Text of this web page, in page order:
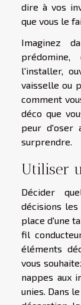
dire à vos
que vous le
Imaginez
prédomine,
l'installer,
vaisselle ou
comment
déco que
peur d'oser
surprendre.
Utiliser
Décider
décisions
place d'une
fil
éléments
vous
nappes aux
unies. Dans